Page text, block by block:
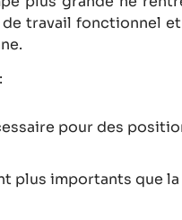
de travail fonctionnel
pour des
plus importants que